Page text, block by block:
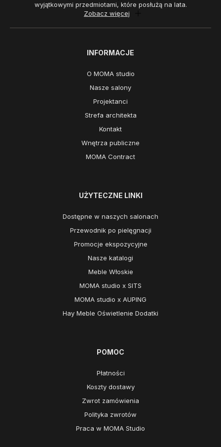
wyjątkowymi przedmiotami, które posłużą na lata.
Zobacz więcej
INFORMACJE
O MOMA studio
Nasze salony
Projektanci
Strefa architekta
Kontakt
Wnętrza publiczne
MOMA Contract
UŻYTECZNE LINKI
Dostępne w naszych salonach
Przewodnik po pielęgnacji
Promocje ekspozycyjne
Nasze katalogi
Meble Włoskie
MOMA studio x SITS
MOMA studio x AUPING
Hay Meble Oświetlenie Dodatki
POMOC
Płatności
Koszty dostawy
Zwrot zamówienia
Polityka zwrotów
Praca w MOMA Studio